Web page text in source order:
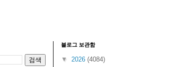
블로그 보관함
▼ 2026 (4084)